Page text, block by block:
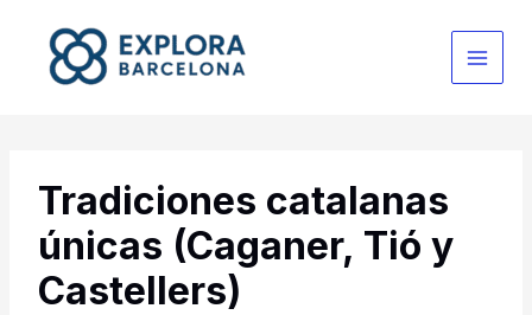
contenido
Tradiciones catalanas
únicas (Caganer, Tió y
Castellers)